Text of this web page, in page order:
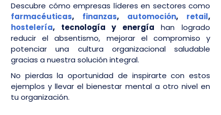
Descubre cómo empresas líderes en sectores como
farmacéuticas, finanzas, automoción, retail,
hostelería, tecnología y energía han logrado
reducir el absentismo, mejorar el compromiso y
potenciar una cultura organizacional saludable
gracias a nuestra solución integral.
No pierdas la oportunidad de inspirarte con estos
ejemplos y llevar el bienestar mental a otro nivel en
tu organización.